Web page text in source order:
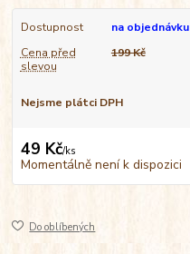
Dostupnost
na objednávku
Cena před
slevou
199 Kč
Nejsme plátci DPH
49 Kč/ks
Momentálně není k dispozici
Do oblíbených